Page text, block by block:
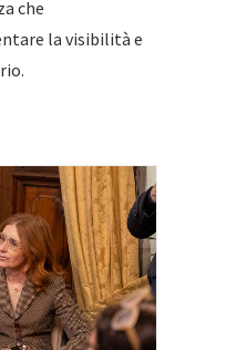
che
la visibilità e